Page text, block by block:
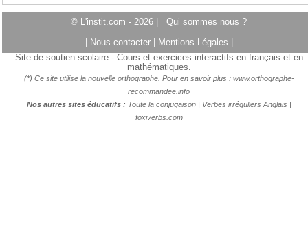
© L'instit.com - 2026 | Qui sommes nous ?
Nous contacter Mentions Légales
Site de soutien scolaire - Cours et exercices interactifs en français et en
mathématiques.
(*) Ce site utilise la nouvelle orthographe. Pour en savoir plus : www.orthographe-
recommandee.info
Nos autres sites éducatifs : Toute la conjugaison| Verbes irréguliers Anglais |
foxiverbs.com